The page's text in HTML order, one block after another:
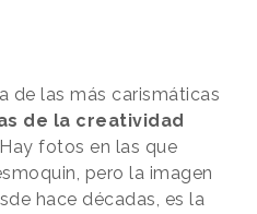
de las más carismáticas
de la creatividad
Hay fotos en las que
pero la imagen
hace décadas, es la